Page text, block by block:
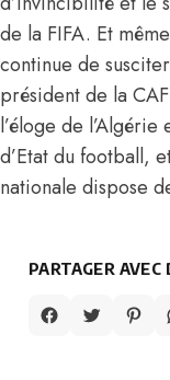
de la FIFA. Et
continue de
président de la
l’éloge de
d’Etat du football,
nationale dispose
PARTAGER AVEC